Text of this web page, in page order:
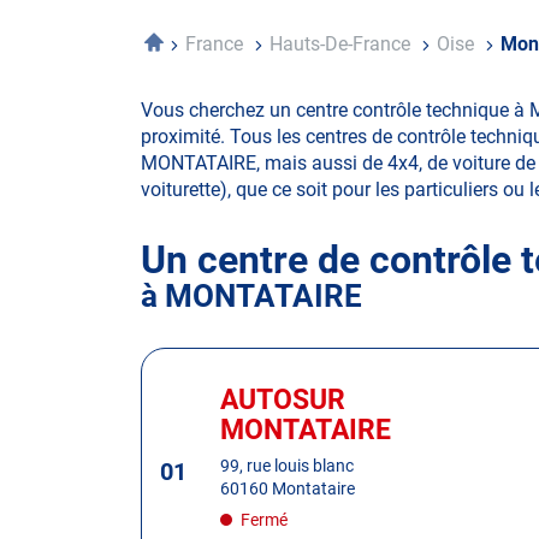
AccueilFrance Hauts-De-France Oise
Vous cherchez un centre contrôle technique à
proximité. Tous les centres de contrôle
MONTATAIRE, mais aussi de 4x4, de voiture
voiturette), que ce soit pour les particuliers ou
Un centre de contrôle
à MONTATAIRE
Appuyer
ENTRÉE
01
Centre
:
AUTOSUR
MONTATAIRE
99, rue louis blanc
60160 Montataire
Fermé